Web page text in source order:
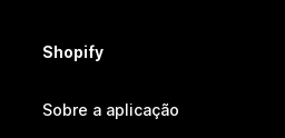
Shopify
Sobre a aplicação